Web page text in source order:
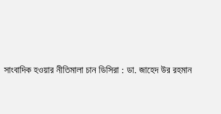
সাংবাদিক হওয়ার নীতিমালা চান ডিসিরা : ডা. জাহেদ উর রহমান